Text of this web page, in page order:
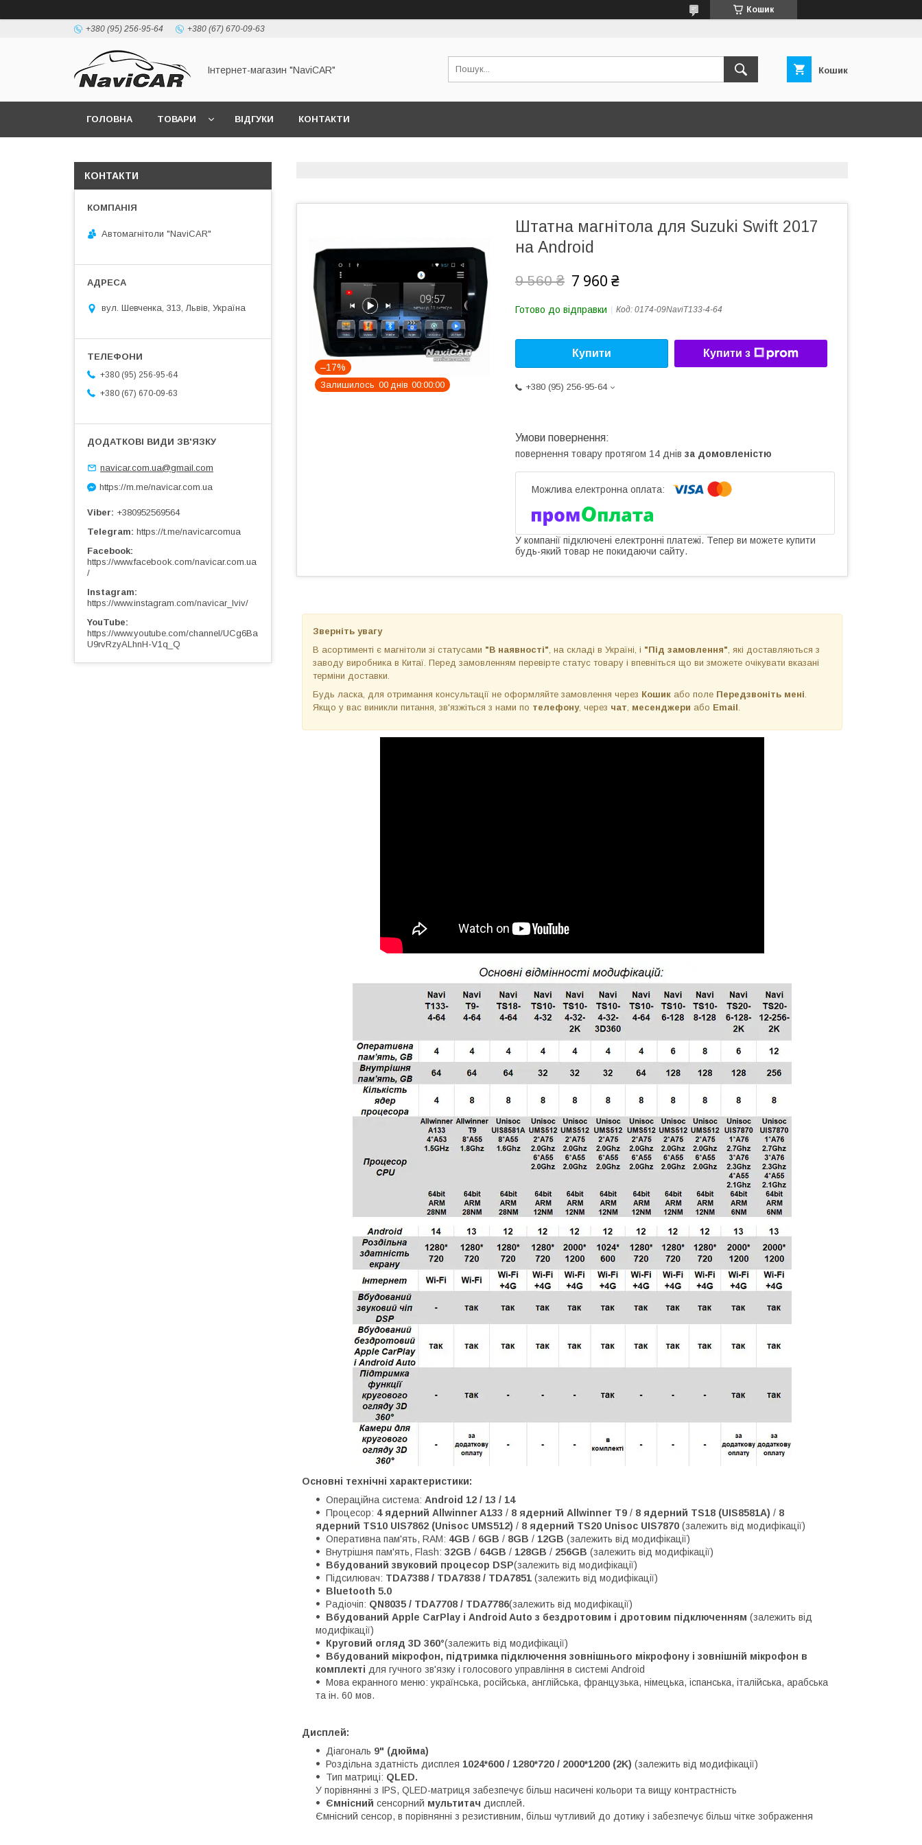
Кошик
+380 (95) 256-95-64 +380 (67) 670-09-63
Інтернет-магазин "NaviCAR" Кошик
ГОЛОВНА ТОВАРИ ВІДГУКИ КОНТАКТИ
–17%
Залишилось 00 днів 00 00 00
Штатна магнітола для Suzuki Swift 2017
на Android
9 560 ₴ 7 960 ₴
Готово до відправки Код: 0174-09NaviT133-4-64
Купити Купити з
+380 (95) 256-95-64
повернення товару протягом 14 днів за домовленістю
У компанії підключені електронні платежі. Тепер ви можете купити
будь-який товар не покидаючи сайту.
Зверніть увагу
В асортименті є магнітоли зі статусами "В наявності" , на складі в Україні, і "Під замовлення" , які доставляються з
заводу виробника в Китаї. Перед замовленням перевірте статус товару і впевніться що ви зможете очікувати вказані
терміни доставки.
Будь ласка, для отримання консультації не оформляйте замовлення через Кошик або поле Передзвоніть мені
Якщо у вас виникли питання, зв'язжіться з нами по телефону, через чат месенджери або Email
Основні технічні характеристики:
Операційна система: Android 12 / 13 / 14
Процесор: 4 ядерний Allwinner A133 / 8 ядерний Allwinner T9 / 8 ядерний TS18 (UIS8581A) / 8
ядерний TS10 UIS7862 (Unisoc UMS512) / 8 ядерний TS20 Unisoc UIS7870 (залежить від модифікації)
Оперативна пам'ять, RAM: 4GB / 6GB / 8GB / 12GB (залежить від модифікації)
Внутрішня пам'ять, Flash: 32GB / 64GB / 128GB / 256GB (залежить від модифікації)
Вбудований звуковий процесор DSP(залежить від модифікації)
Підсилювач: TDA7388 / TDA7838 / TDA7851 (залежить від модифікації)
Bluetooth 5.0
Радіочіп: QN8035 / TDA7708 / TDA7786(залежить від модифікації)
Вбудований Apple CarPlay і Android Auto з бездротовим і дротовим підключенням (залежить від
модифікації)
Круговий огляд 3D 360°(залежить від модифікації)
Вбудований мікрофон, підтримка підключення зовнішнього мікрофону і зовнішній мікрофон в
комплекті для гучного зв'язку і голосового управління в системі Android
Мова екранного меню: українська, російська, англійська, французька, німецька, іспанська, італійська, арабська
та ін. 60 мов.
Дисплей:
Діагональ 9" (дюйма)
Роздільна здатність дисплея 1024*600 / 1280*720 / 2000*1200 (2K) (залежить від модифікації)
Тип матриці: QLED.
У порівнянні з IPS, QLED-матриця забезпечує більш насичені кольори та вищу контрастність
Ємнісний сенсорний мультитач дисплей.
Ємнісний сенсор, в порівнянні з резистивним, більш чутливий до дотику і забезпечує більш чітке зображення
КОНТАКТИ
Автомагнітоли "NaviCAR"
вул. Шевченка, 313, Львів, Україна
+380 (95) 256-95-64
+380 (67) 670-09-63
navicar.com.ua@gmail.com
https://m.me/navicar.com.ua
Viber
+380952569564
Telegram https://t.me/navicarcomua
Facebook
https://www.facebook.com/navicar.com.ua
/
Instagram
https://www.instagram.com/navicar_lviv/
YouTube
https://www.youtube.com/channel/UCg6Ba
U9rvRzyALhnH-V1q_Q